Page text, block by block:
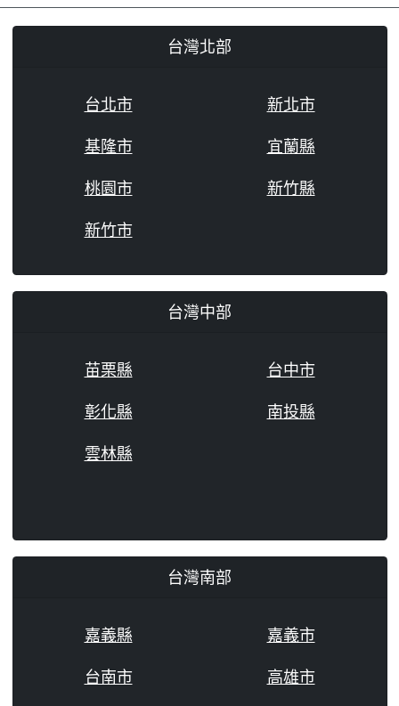
台灣北部
台北市
新北市
基隆市
宜蘭縣
桃園市
新竹縣
新竹市
台灣中部
苗栗縣
台中市
彰化縣
南投縣
雲林縣
台灣南部
嘉義縣
嘉義市
台南市
高雄市